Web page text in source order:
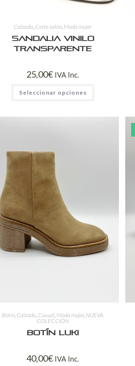
Calzado Corte salón Moda mujer
Sandalia Vinilo
Transparente
25,00€ IVA Inc.
Seleccionar opciones
Botín Calzado Casual Moda mujer, NUEVA
COLECCIÓN
Botín Luki
40,00€ IVA Inc.